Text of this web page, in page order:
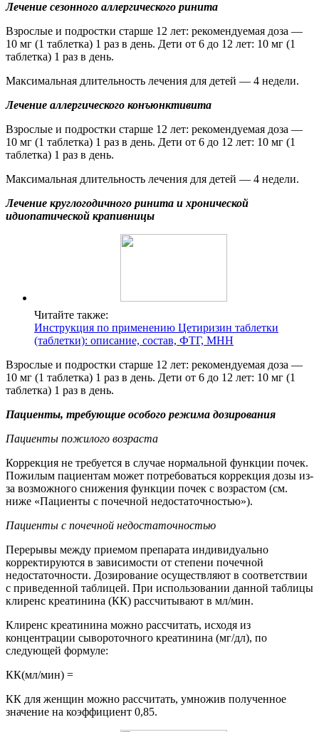
Лечение сезонного аллергического ринита
Взрослые и подростки старше 12 лет: рекомендуемая доза —
10 мг (1 таблетка) 1 раз в день. Дети от 6 до 12 лет: 10 мг (1
таблетка) 1 раз в день.
Максимальная длительность лечения для детей — 4 недели.
Лечение аллергического конъюнктивита
Взрослые и подростки старше 12 лет: рекомендуемая доза —
10 мг (1 таблетка) 1 раз в день. Дети от 6 до 12 лет: 10 мг (1
таблетка) 1 раз в день.
Максимальная длительность лечения для детей — 4 недели.
Лечение круглогодичного ринита и хронической
идиопатической крапивницы
Читайте также:
Инструкция по применению Цетиризин таблетки
(таблетки): описание, состав, ФТГ, МНН
Взрослые и подростки старше 12 лет: рекомендуемая доза —
10 мг (1 таблетка) 1 раз в день. Дети от 6 до 12 лет: 10 мг (1
таблетка) 1 раз в день.
Пациенты, требующие особого режима дозирования
Пациенты пожилого возраста
Коррекция не требуется в случае нормальной функции почек.
Пожилым пациентам может потребоваться коррекция дозы из-
за возможного снижения функции почек с возрастом (см.
ниже «Пациенты с почечной недостаточностью»).
Пациенты с почечной недостаточностью
Перерывы между приемом препарата индивидуально
корректируются в зависимости от степени почечной
недостаточности. Дозирование осуществляют в соответствии
с приведенной таблицей. При использовании данной таблицы
клиренс креатинина (КК) рассчитывают в мл/мин.
Клиренс креатинина можно рассчитать, исходя из
концентрации сывороточного креатинина (мг/дл), по
следующей формуле:
КК(мл/мин) =
КК для женщин можно рассчитать, умножив полученное
значение на коэффициент 0,85.